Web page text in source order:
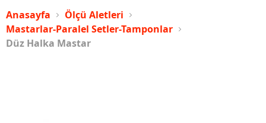
Anasayfa
Ölçü Aletleri
Mastarlar-Paralel Setler-Tamponlar
Düz Halka Mastar